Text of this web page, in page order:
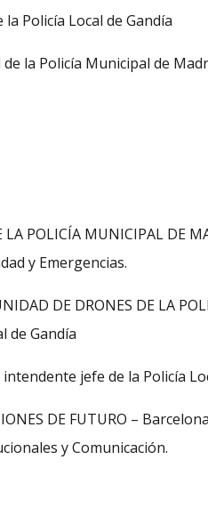
Policía Local de Gandía
la Policía Municipal de
LA POLICÍA MUNICIPAL
y Emergencias.
DE DRONES DE LA
de Gandía
jefe de la Policía
DE FUTURO –
y Comunicación.